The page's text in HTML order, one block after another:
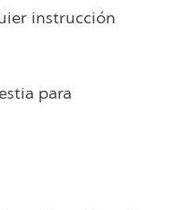
instrucción
para